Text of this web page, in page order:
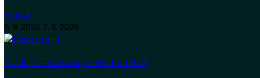
Zradci
6. 9. 2025 7. 9. 2025
Zrádci 2 – Novinky z Médií 4.9.25